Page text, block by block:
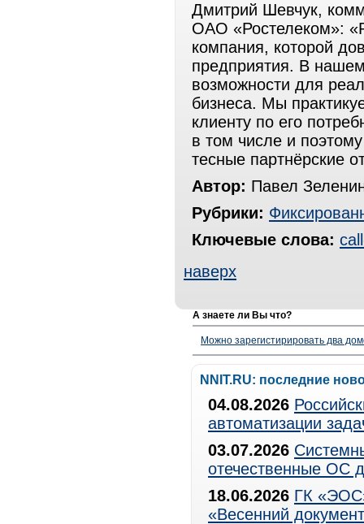
Дмитрий Шевчук,
ОАО «Ростелеком»:
компания, которой
предприятия. В
возможности для
бизнеса. Мы
клиенту по его
в том числе и
тесные партнёрские
Автор: Павел
Рубрики:
Ключевые слова:
наверх
А знаете ли Вы что?
Можно зарегистирировать два
NNIT.RU: последние
04.08.2026
автоматизации
03.07.2026
отечественные ОС
18.06.2026 ГК
«Весенний